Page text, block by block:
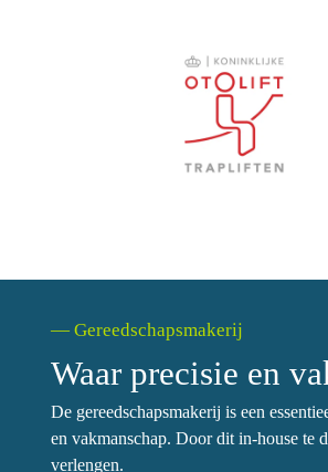
— Gereedschapsmakerij
Waar precisie en
De gereedschapsmakerij is een
en vakmanschap. Door dit in-house te
verlengen.